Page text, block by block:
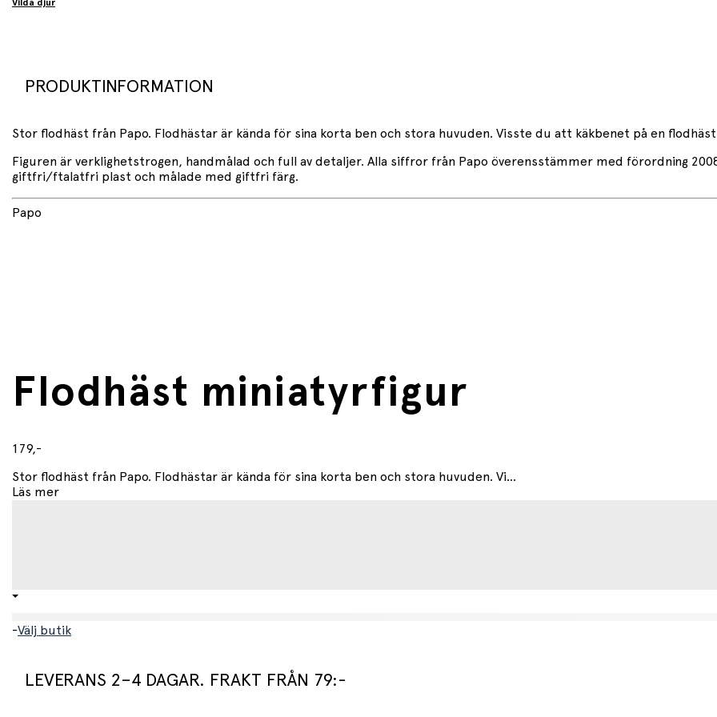
Vilda djur
PRODUKTINFORMATION
Stor flodhäst från Papo. Flodhästar är kända för sina korta ben och stora huvuden. Visste du att käkbenet på en
Figuren är verklighetstrogen, handmålad och full av detaljer. Alla siffror från Papo överensstämmer med förordning
giftfri/ftalatfri plast och målade med giftfri färg.
Papo
Flodhäst miniatyrfigur
179,-
Stor flodhäst från Papo. Flodhästar är kända för sina korta ben och stora huvuden. Vi...
Läs mer
-Välj butik
LEVERANS 2–4 DAGAR. FRAKT FRÅN 79:-